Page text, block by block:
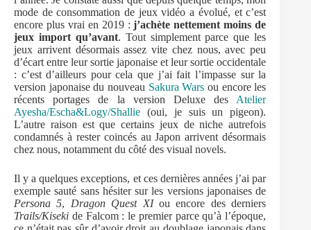
mode de consommation de jeux vidéo a évolué, et c’est
encore plus vrai en 2019 :j’achète nettement moins de
jeux import qu’avant. Tout simplement parce que les
jeux arrivent désormais assez vite chez nous, avec peu
d’écart entre leur sortie japonaise et leur sortie occidentale
: c’est d’ailleurs pour cela que j’ai fait l’impasse sur la
version japonaise du nouveau Sakura Wars ou encore les
récents portages de la version Deluxe desAtelier
Ayesha/Escha&Logy/Shallie (oui, je suis un pigeon).
L’autre raison est que certains jeux de niche autrefois
condamnés à rester coincés au Japon arrivent désormais
chez nous, notamment du côté des visual novels.
Il y a quelques exceptions, et ces dernières années j’ai par
exemple sauté sans hésiter sur les versions japonaises de
Persona 5, Dragon Quest XIou encore des derniers
Trails/Kiseki de Falcom : le premier parce qu’à l’époque,